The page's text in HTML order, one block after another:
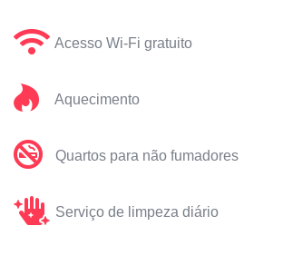
Acesso Wi-Fi gratuito
Aquecimento
Quartos para não fumadores
Serviço de limpeza diário